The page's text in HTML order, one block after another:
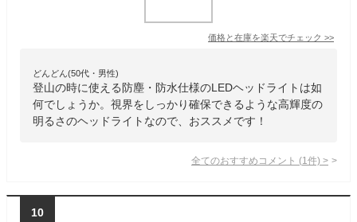
価格と在庫を楽天でチェック >>
どんどん(50代・男性)
登山の時に使える防塵・防水仕様のLEDヘッドライトは如
何でしょうか。視界をしっかり確保できるような高輝度の
明るさのヘッドライトなので、おススメです！
全てのおすすめコメント (1 件) >
10